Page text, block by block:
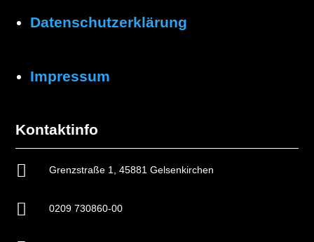
Datenschutzerklärung
Impressum
Kontaktinfo
 Grenzstraße 1, 45881 Gelsenkirchen
 0209 730860-00